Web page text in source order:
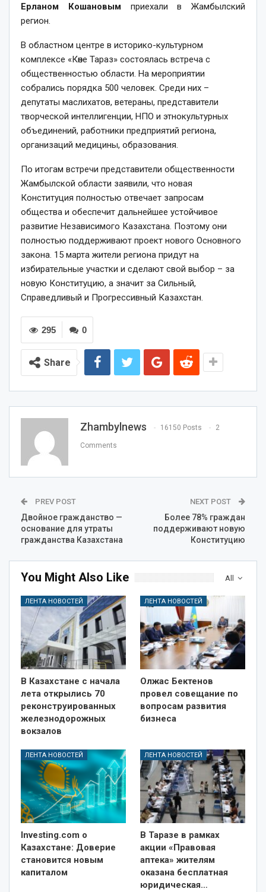
Ерланом Кошановымприехали в Жамбылский
регион.
В областном центре в историко-культурном
комплексе «Көне Тараз» состоялась встреча с
общественностью области. На мероприятии
собрались порядка 500 человек. Среди них –
депутаты маслихатов, ветераны, представители
творческой интеллигенции, НПО и этнокультурных
объединений, работники предприятий региона,
организаций медицины, образования.
По итогам встречи представители общественности
Жамбылской области заявили, что новая
Конституция полностью отвечает запросам
общества и обеспечит дальнейшее устойчивое
развитие Независимого Казахстана. Поэтому они
полностью поддерживают проект нового Основного
закона. 15 марта жители региона придут на
избирательные участки и сделают свой выбор – за
новую Конституцию, а значит за Сильный,
Справедливый и Прогрессивный Казахстан.
0
295
Share
Zhambylnews 16150 Posts 2
Comments
PREV POST
Двойное гражданство —
основание для утраты
гражданства Казахстана
NEXT POST
Более 78% граждан
поддерживают новую
Конституцию
All
You Might Also Like
ЛЕНТА НОВОСТЕЙ
В Казахстане с начала
лета открылись 70
реконструированных
железнодорожных
вокзалов
ЛЕНТА НОВОСТЕЙ
Олжас Бектенов
провел совещание по
вопросам развития
бизнеса
ЛЕНТА НОВОСТЕЙ
Investing.com о
Казахстане: Доверие
становится новым
капиталом
ЛЕНТА НОВОСТЕЙ
В Таразе в рамках
акции «Правовая
аптека» жителям
оказана бесплатная
юридическая…